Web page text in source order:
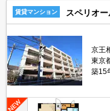
賃貸マンション スペリオ
京王
東京
築15